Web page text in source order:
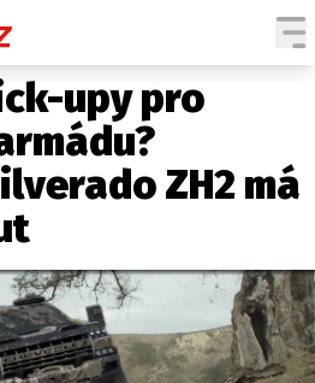
AUTA
TESTY AUT
NOVINKY
EKO
HISTORIE
TECHNIKA
upy pro
ZH2 má